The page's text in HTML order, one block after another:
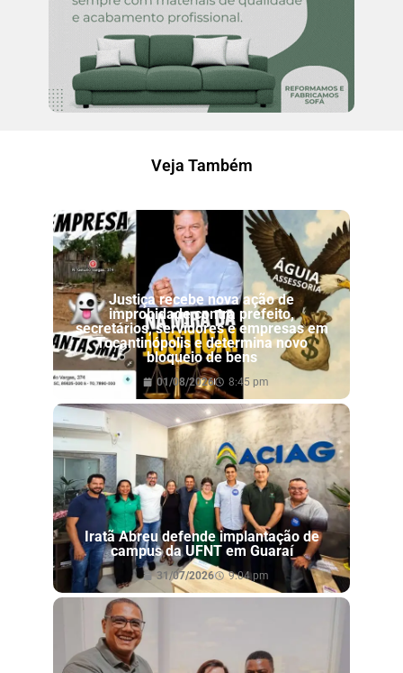
Veja Também
Justiça recebe nova ação de
improbidade contra prefeito,
secretários, servidores e empresas em
Tocantinópolis e determina novo
bloqueio de bens
01/08/2026 8:45 pm
Iratã Abreu defende implantação de
campus da UFNT em Guaraí
31/07/2026 9:04 pm